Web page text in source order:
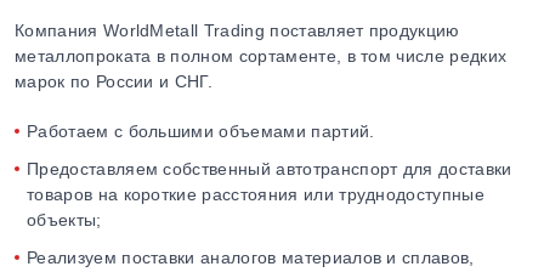
Компания WorldMetall Trading поставляет продукцию
металлопроката в полном сортаменте, в том числе редких
марок по России и СНГ.
Работаем с большими объемами партий.
Предоставляем собственный автотранспорт для доставки
товаров на короткие расстояния или труднодоступные
объекты;
Реализуем поставки аналогов материалов и сплавов,